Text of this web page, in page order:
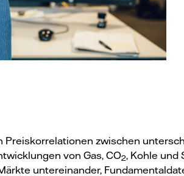
Preiskorrelationen zwischen
von Gas, CO2
, Kohle
untereinander,